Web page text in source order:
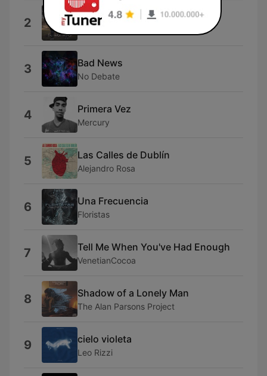
2 El Que Resucitó
3 Bad News
No Debate
4 Primera Vez
Mercury
5 Las Calles de Dublín
Alejandro Rosa
6 Una Frecuencia
Floristas
7 Tell Me When You've Had Enough
VenetianCocoa
8 Shadow of a Lonely Man
The Alan Parsons Project
9 cielo violeta
Leo Rizzi